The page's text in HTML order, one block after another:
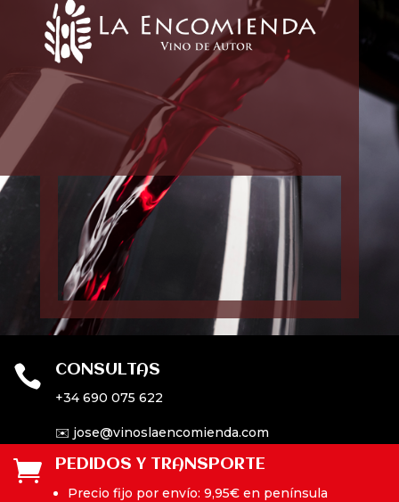
 CONSULTAS
+34 690 075 622
✉️ jose@vinoslaencomienda.com
 PEDIDOS Y TRANSPORTE
Precio fijo por envío: 9,95€ en península